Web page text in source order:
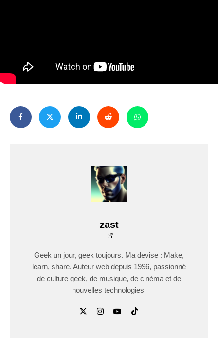
zast
Geek un jour, geek toujours. Ma devise : Make,
learn, share. Auteur web depuis 1996, passionné
de culture geek, de musique, de cinéma et de
nouvelles technologies.